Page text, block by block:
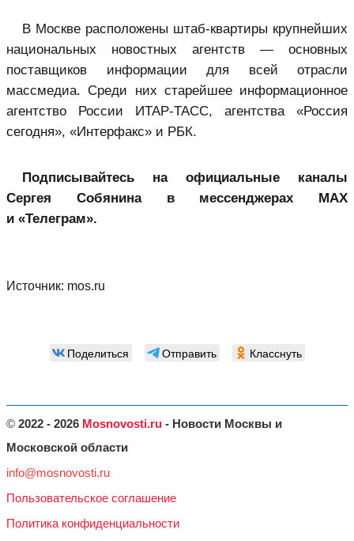
В Москве расположены штаб-квартиры крупнейших
национальных новостных агентств — основных
поставщиков информации для всей отрасли
массмедиа. Среди них старейшее информационное
агентство России ИТАР-ТАСС, агентства «Россия
сегодня», «Интерфакс» и РБК.
Подписывайтесь на официальные каналы
Сергея Собянина в мессенджерах MAX
и «Телеграм».
Источник: mos.ru
Поделиться Отправить Класснуть
© 2022 - 2026 Mosnovosti.ru - Новости Москвы и
Московской области
info@mosnovosti.ru
Пользовательское соглашение
Политика конфиденциальности